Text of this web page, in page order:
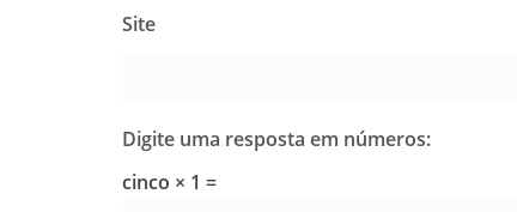
Site
Digite uma resposta em números:
cinco × 1 =